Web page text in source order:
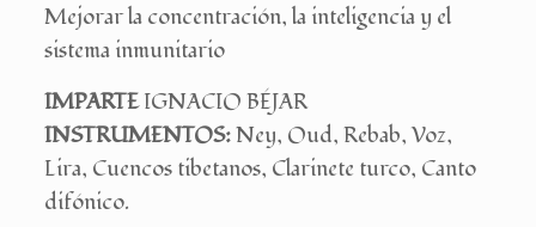
Mejorar la concentración, la inteligencia y el
sistema inmunitario
IMPARTEIGNACIO BÉJAR
INSTRUMENTOS:Ney, Oud, Rebab, Voz,
Lira, Cuencos tibetanos, Clarinete turco, Canto
difónico.